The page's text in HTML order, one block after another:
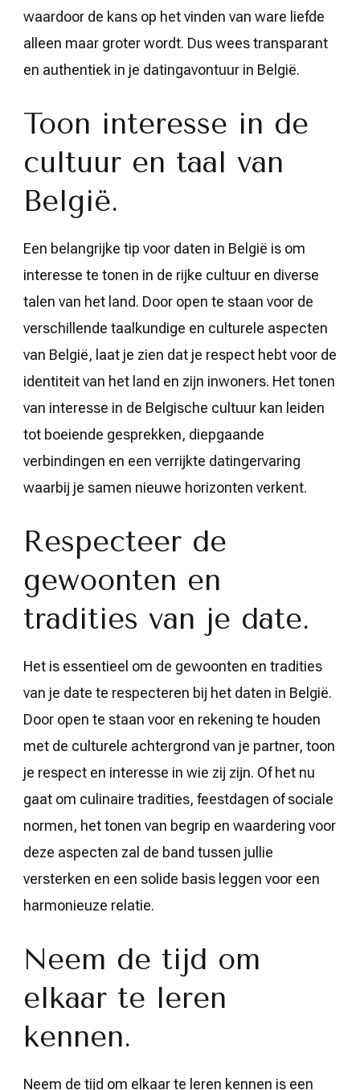
waardoor de kans op het vinden van ware liefde
alleen maar groter wordt. Dus wees transparant
en authentiek in je datingavontuur in België.
Toon interesse in de
cultuur en taal van
België.
Een belangrijke tip voor daten in België is om
interesse te tonen in de rijke cultuur en diverse
talen van het land. Door open te staan voor de
verschillende taalkundige en culturele aspecten
van België, laat je zien dat je respect hebt voor de
identiteit van het land en zijn inwoners. Het tonen
van interesse in de Belgische cultuur kan leiden
tot boeiende gesprekken, diepgaande
verbindingen en een verrijkte datingervaring
waarbij je samen nieuwe horizonten verkent.
Respecteer de
gewoonten en
tradities van je date.
Het is essentieel om de gewoonten en tradities
van je date te respecteren bij het daten in België.
Door open te staan voor en rekening te houden
met de culturele achtergrond van je partner, toon
je respect en interesse in wie zij zijn. Of het nu
gaat om culinaire tradities, feestdagen of sociale
normen, het tonen van begrip en waardering voor
deze aspecten zal de band tussen jullie
versterken en een solide basis leggen voor een
harmonieuze relatie.
Neem de tijd om
elkaar te leren
kennen.
Neem de tijd om elkaar te leren kennen is een